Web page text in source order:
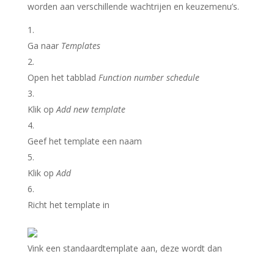
worden aan verschillende wachtrijen en keuzemenu’s.
Ga naar Templates
Open het tabblad Function number schedule
Klik opAdd new template
Geef het template een naam
Klik opAdd
Richt het template in
Vink een standaardtemplate aan, deze wordt dan